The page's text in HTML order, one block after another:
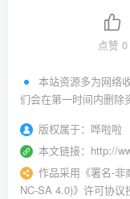
点赞 0
本站资源多为网络
们会在第一时间内删除
版权属于： 哗啦啦
本文链接： http://
作品采用 《署名-非
NC-SA 4.0)》许可协议